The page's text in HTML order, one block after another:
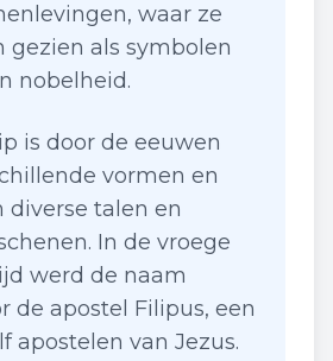
waar ze
gezien als symbolen
nobelheid.
is door de eeuwen
vormen en
diverse talen en
In de vroege
werd de naam
de apostel Filipus, een
apostelen van Jezus.